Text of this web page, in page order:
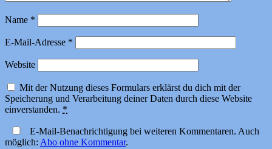
Name *
E-Mail-Adresse *
Website
Mit der Nutzung dieses Formulars erklärst du dich mit der
Speicherung und Verarbeitung deiner Daten durch diese Website
einverstanden. *
E-Mail-Benachrichtigung bei weiteren Kommentaren. Auch
möglich: Abo ohne Kommentar.